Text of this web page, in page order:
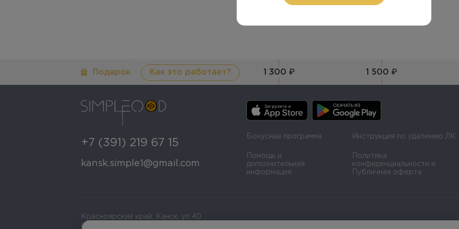
Подарок Как это работает? 1 300 ₽ 1 500 ₽
+7 (391) 219 67 15
kansk.simple1@gmail.com
Бонусная программа Инструкция по удалению ЛК
Помощь и
дополнительная
информация
Политика
конфиденциальности и
Публичная оферта
Красноярский край, Канск, ул 40
лет Октября д 60 стр 4